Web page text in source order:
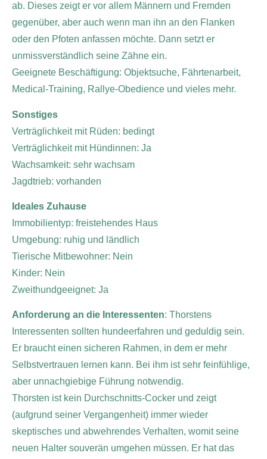
ab. Dieses zeigt er vor allem Männern und Fremden
gegenüber, aber auch wenn man ihn an den Flanken
oder den Pfoten anfassen möchte. Dann setzt er
unmissverständlich seine Zähne ein.
Geeignete Beschäftigung: Objektsuche, Fährtenarbeit,
Medical-Training, Rallye-Obedience und vieles mehr.
Sonstiges
Verträglichkeit mit Rüden: bedingt
Verträglichkeit mit Hündinnen: Ja
Wachsamkeit: sehr wachsam
Jagdtrieb: vorhanden
Ideales Zuhause
Immobilientyp: freistehendes Haus
Umgebung: ruhig und ländlich
Tierische Mitbewohner: Nein
Kinder: Nein
Zweithundgeeignet: Ja
Anforderung an die Interessenten: Thorstens
Interessenten sollten hundeerfahren und geduldig sein.
Er braucht einen sicheren Rahmen, in dem er mehr
Selbstvertrauen lernen kann. Bei ihm ist sehr feinfühlige,
aber unnachgiebige Führung notwendig.
Thorsten ist kein Durchschnitts-Cocker und zeigt
(aufgrund seiner Vergangenheit) immer wieder
skeptisches und abwehrendes Verhalten, womit seine
neuen Halter souverän umgehen müssen. Er hat das